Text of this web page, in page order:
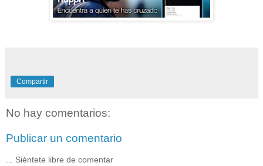
Compartir
No hay comentarios:
Publicar un comentario
... Siéntete libre de comentar